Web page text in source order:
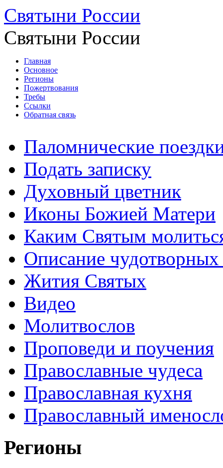
Святыни России
Святыни России
Главная
Основное
Регионы
Пожертвования
Требы
Ссылки
Обратная связь
Паломнические
Подать записку
Духовный цветник
Иконы Божией Матери
Каким Святым
Описание
Жития Святых
Видео
Молитвослов
Проповеди и поучения
Православные чудеса
Православная кухня
Православный
Регионы